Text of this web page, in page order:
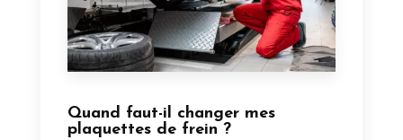
Quand faut-il changer mes
plaquettes de frein ?